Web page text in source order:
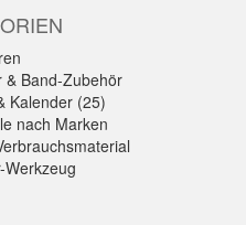
& Band-Zubehör
Kalender (25)
nach Marken
Werkzeug